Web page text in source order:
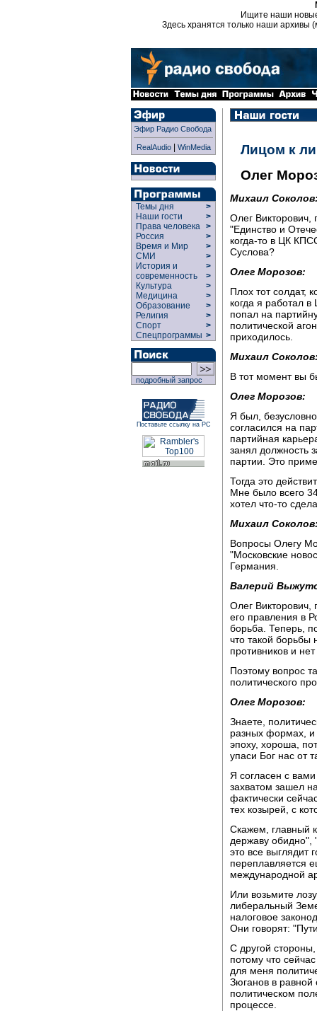
Ищите наши
Здесь хранятся только наши архивы
Эфир Радио Свобода
RealAudio| WinMedia
Темы дня
>
Наши гости
>
Права человека >
Россия
>
Время и Мир
>
СМИ
>
История и
современность
>
>
Культура
>
Медицина
>
Образование
>
Религия
>
Спорт
>
Спецпрограммы >
подробный запрос
Поставьте ссылку на РС
Лицом к
Олег
Михаил
Олег Викторович,
"Единство и
когда-то в ЦК
Суслова?
Олег Морозов:
Плох тот солдат,
когда я работал
попал на
политической
приходилось.
Михаил
В тот момент вы
Олег Морозов:
Я был,
согласился на
партийная
занял должность
партии. Это
Тогда это
Мне было всего
хотел что-то
Михаил
Вопросы Олегу
"Московские
Германия.
Валерий
Олег
его правления в
борьба. Теперь,
что такой борьбы
противников и
Поэтому вопрос
политического
Олег Морозов:
Знаете,
разных формах, и
эпоху, хороша,
упаси Бог нас от
Я согласен с
захватом зашел
фактически
тех козырей, с
Скажем, главный
державу обидно",
это все выглядит
переплавляется
международной
Или возьмите
либеральный
налоговое
Они говорят:
С другой
потому что
для меня
Зюганов в равной
политическом
процессе.